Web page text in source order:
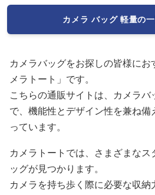
カメラ バッグ 軽量の
カメラバッグをお探しの皆様にお
メラトート」です。
こちらの通販サイトは、カメラバ
で、機能性とデザイン性を兼ね
っています。
カメラトートでは、さまざまな
ッグが見つかります。
カメラを持ち歩く際に必要な収納